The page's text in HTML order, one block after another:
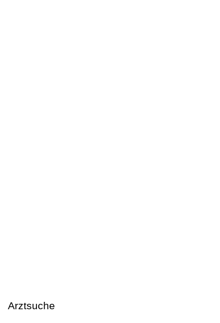
Arztsuche